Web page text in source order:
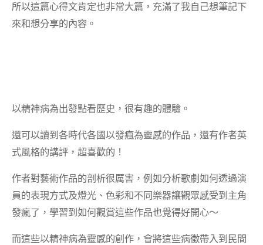
所以這篇心得文肯定也非常大篇，充滿了我自己想筆記下
來和想分享的內容。
以精神病為出發點看歷史，很有趣的體驗。
還可以讀到各時代各國以發瘋為靈感的作品，還有作者英
式風格的講評，超喜歡的！
作者對藝術作品的剖析很厲害，例如分析歌劇如何透過演
員的表現方式及燈光、色彩和不同樂器讓觀眾感受到主角
發瘋了，學習到如何觀賞這些作品也覺得好開心～
而這些以精神病為靈感的創作，會將這些病徵帶入到民間